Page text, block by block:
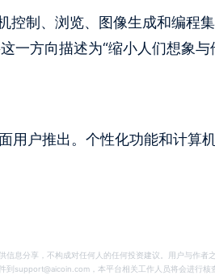
制、浏览、图像生成和编程
一方向描述为“缩小人们想象与
户推出。个性化功能和计算
息分享，不构成对任何人的任何投资建议。用户与作者
support@aicoin.com，本平台相关工作人员将会进行核